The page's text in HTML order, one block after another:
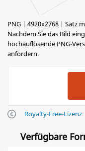
PNG | 4920x2768 | Satz
Nachdem Sie das Bild
hochauflösende PNG-
anfordern.
Royalty-Free-Lizenz
Verfügbare